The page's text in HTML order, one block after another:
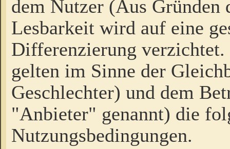
dem Nutzer (Aus Gründen
Lesbarkeit wird auf eine
Differenzierung
gelten im Sinne der
Geschlechter) und dem
"Anbieter" genannt) die
Nutzungsbedingungen.